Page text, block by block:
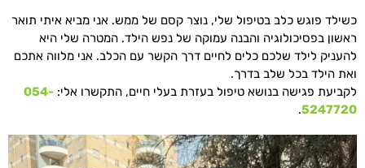
כשילד פוגש כלב בטיפול שלי, נוצר קסם של ממש. אני מביא איתי תואר
ראשון בפסיכולוגיה והבנה עמוקה של נפש הילד. המטרה שלי היא
להעניק לילד שלכם כלים לחיים דרך הקשר עם הכלב. אני מלווה אתכם
ואת הילד בכל שלב בדרך.
לקביעת פגישה בנושא טיפול בעזרת בעלי חיים, התקשרו אלי: 054-
5247720
.